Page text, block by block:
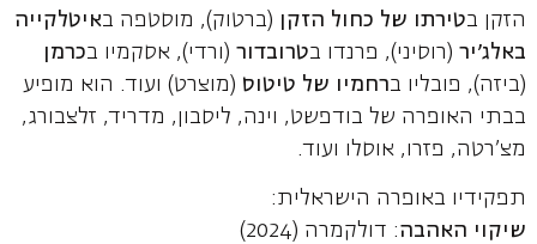
הזקן בטירתו של כחול הזקן (ברטוק), מוסטפה באיטלקייה
באלג'יר(רוסיני), פרנדו בטרובדור (ורדי), אסקמיו בכרמן
(ביזה), פובליו ברחמיו של טיטוס (מוצרט) ועוד. הוא מופיע
בבתי האופרה של בודפשט, וינה, ליסבון, מדריד, זלצבורג,
מצ'רטה, פזרו, אוסלו ועוד.
תפקידיו באופרה הישראלית:
שיקוי האהבה: דולקמרה (2024)